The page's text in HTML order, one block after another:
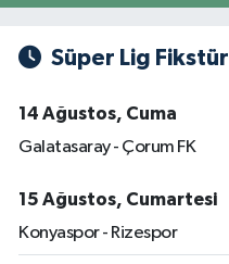
Süper Lig Fikstür
14 Ağustos, Cuma
Galatasaray - Çorum FK
15 Ağustos, Cumartesi
Konyaspor - Rizespor